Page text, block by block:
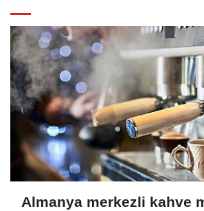
Almanya merkezli kahve